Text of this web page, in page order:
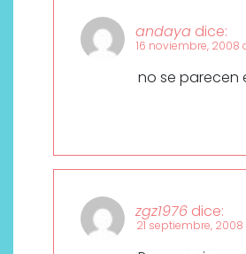
andaya dice:
16 noviembre, 2008
no se parecen
zgz1976 dice:
21 septiembre, 2008
¿Qué